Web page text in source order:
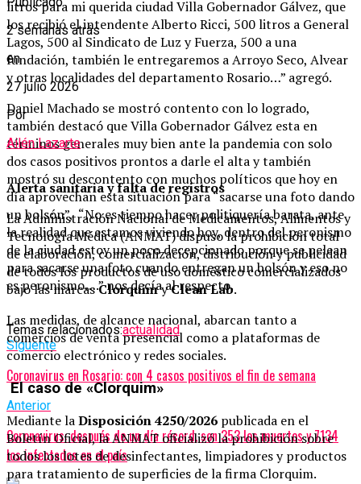
litros para mi querida ciudad Villa Gobernador Gálvez, que
los recibió el intendente Alberto Ricci, 500 litros a General
Lagos, 500 al Sindicato de Luz y Fuerza, 500 a una
fundación, también le entregaremos a Arroyo Seco, Alvear
y otras localidades del departamento Rosario…” agregó.
Daniel Machado se mostró contento con lo logrado,
también destacó que Villa Gobernador Gálvez esta en
términos generales muy bien ante la pandemia con solo
dos casos positivos prontos a darle el alta y también
mostró su descontento con muchos políticos que hoy en
día aprovechan esta situación para “sacarse una foto dando
un bolsón”, “No es tiempo hacer politiquería barata, ante
la realidad que estamos viviendo hoy, dentro del peronismo
de la ciudad estoy un poco decepcionado porque se pelean
para sacarse una foto cuando entregan un bolsón y eso no
es peronismo….” nos decía al respecto.
Temas relacionados:actualidad
Siguente
Coronavirus en Rosario: con 4 casos positivos el fin de semana
Anterior
Coronavirus: después de un día récord, son 353 los muertos y 7134
los infectados en el país
2 semanas atrás
en
27 julio 2026
Por
Ailén Lazarte
Alerta sanitaria y falta de registros
La Administración Nacional de Medicamentos, Alimentos y
Tecnología Médica (ANMAT) dispuso la prohibición total
de elaboración, comercialización, distribución y publicidad
de todos los productos de uso doméstico comercializados
bajo las marcasClorquimyClean Lab.
Las medidas, de alcance nacional, abarcan tanto a
comercios de venta presencial como a plataformas de
comercio electrónico y redes sociales.
El caso de «Clorquim»
Mediante laDisposición 4250/2026 publicada en el
Boletín Oficial, la ANMAT oficializó la prohibición sobre
todos los lotes de desinfectantes, limpiadores y productos
para tratamiento de superficies de la firma Clorquim.